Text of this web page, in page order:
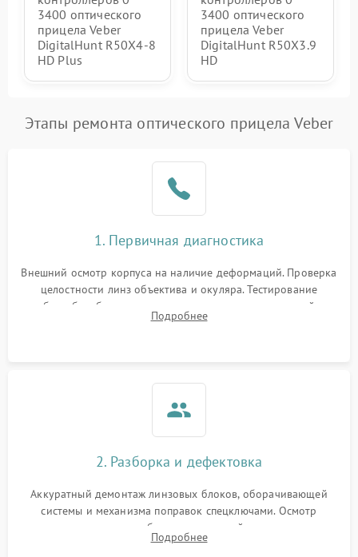
3400 оптического
прицела Veber
DigitalHunt R50X4-8
HD Plus
3400 оптического
прицела Veber
DigitalHunt R50X3.9
HD
Этапы ремонта оптического прицела Veber
1. Первичная диагностика
Внешний осмотр корпуса на наличие деформаций. Проверка
целостности линз объектива и окуляра. Тестирование
работы барабанчиков ввода поправок, кольца отстройки
параллакса и зума. Выявление сколов, внутренних
Подробнее
2. Разборка и дефектовка
Аккуратный демонтаж линзовых блоков, оборачивающей
системы и механизма поправок спецключами. Осмотр
внутренних резьбовых соединений, пружин и
уплотнительных колец. Поиск причин люфта, смещения
Подробнее